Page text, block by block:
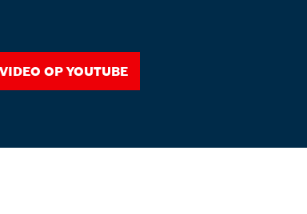
op youtube